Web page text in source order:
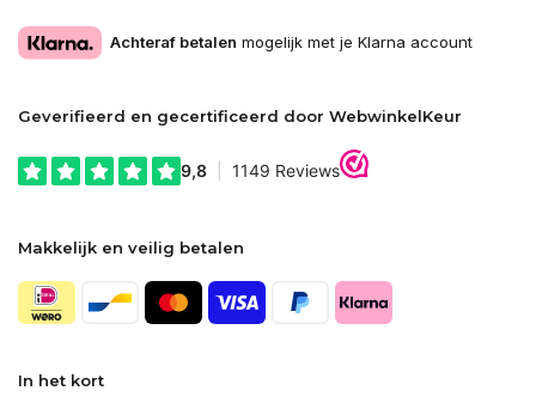
Achteraf betalen mogelijk met je Klarna account
Geverifieerd en gecertificeerd door WebwinkelKeur
Makkelijk en veilig betalen
In het kort